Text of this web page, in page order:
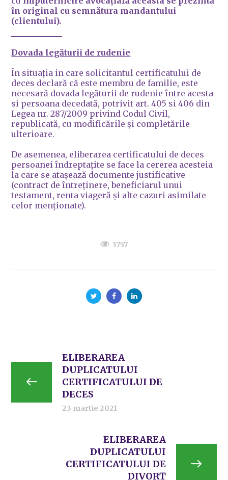
în original cu semnătura mandantului
(clientului).
Dovada legăturii de rudenie
În situația in care solicitantul certificatului de
deces declară că este membru de familie, este
necesară dovada legăturii de rudenie între acesta
si persoana decedată, potrivit art. 405 si 406 din
Legea nr. 287/2009 privind Codul Civil,
republicată, cu modificările și completările
ulterioare.
De asemenea, eliberarea certificatului de deces
persoanei îndreptațite se face la cererea acesteia
la care se atașează documente justificative
(contract de întreținere, beneficiarul unui
testament, renta viageră și alte cazuri asimilate
celor menționate).
3757
ELIBERAREA
DUPLICATULUI
CERTIFICATULUI DE
DECES
23 martie 2021
ELIBERAREA
DUPLICATULUI
CERTIFICATULUI DE
DIVORȚ